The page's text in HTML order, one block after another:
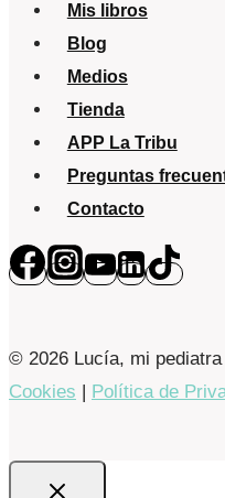
Mis libros
Blog
Medios
Tienda
APP La Tribu
Preguntas
Contacto
© 2026 Lucía, mi pediatra
Cookies | Política de